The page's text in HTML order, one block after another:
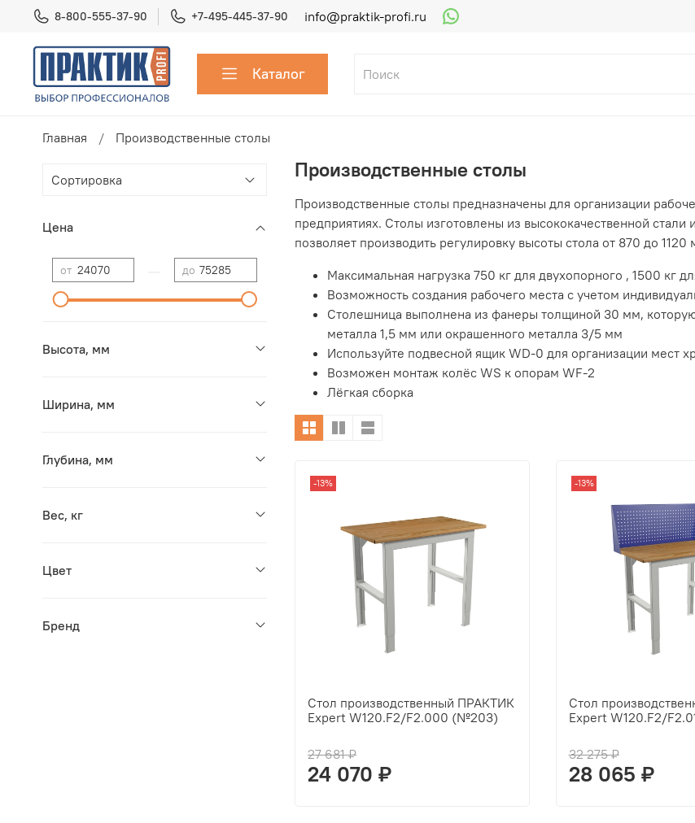
info@praktik-profi.ru
8-800-555-37-90 +7-495-445-37-90
Каталог
Главная Производственные столы
Производственные столы
Производственные столы предназначены для организации
предприятиях. Столы изготовлены из высококачественной
позволяет производить регулировку высоты стола от 870 до
Максимальная нагрузка 750 кг для двухопорного , 1500 кг
Возможность создания рабочего места с учетом
Столешница выполнена из фанеры толщиной 30 мм,
металла 1,5 мм или окрашенного металла 3/5 мм
Используйте подвесной ящик WD-0 для организации мест
Возможен монтаж колёс WS к опорам WF-2
Лёгкая сборка
-13%
Стол производственный ПРАКТИК
Expert W120.F2/F2.000 (№203)
27 681 ₽
24 070 ₽
-13%
Стол
Expert W120.F2/
32 275 ₽
28 065 ₽
Цена
от до
Высота, мм
Ширина, мм
Глубина, мм
Вес, кг
Цвет
Бренд